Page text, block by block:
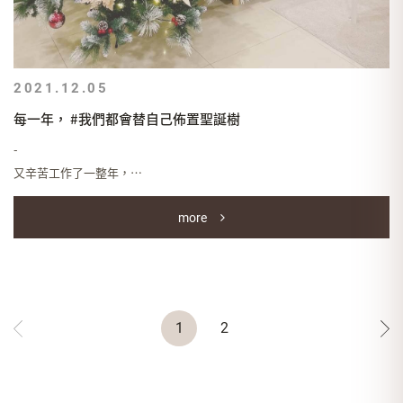
more
2021.12.05
每一年， #我們都會替自己佈置聖誕樹
-
又辛苦工作了一整年，
最近這冷颼颼的天氣，
你是不是有那麼一點提不起勁呢？
/
起床出門似乎變成一件沉重的事，
但想到歡樂的聖誕節就快要來了，
1 2